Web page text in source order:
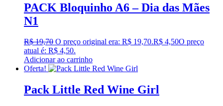
PACK Bloquinho A6 – Dia das Mães
N1
R$19,70 O preço original era: R$ 19,70.R$ 4,50O preço
atual é: R$ 4,50.
Adicionar ao carrinho
Oferta!
Pack Little Red Wine Girl